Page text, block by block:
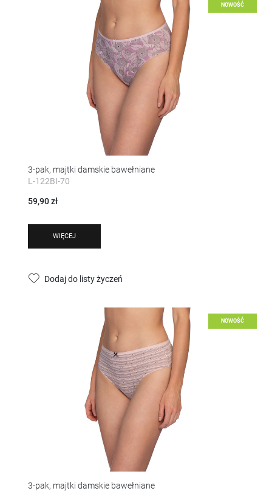
NOWOŚĆ
3-pak, majtki damskie bawełniane
L-122BI-70
59,90 zł
WIĘCEJ
Dodaj do listy życzeń
NOWOŚĆ
3-pak, majtki damskie bawełniane